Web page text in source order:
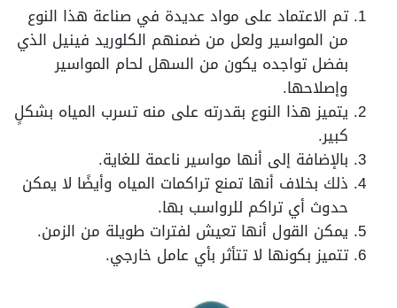
تم الاعتماد على مواد عديدة في صناعة هذا النوع
من المواسير ولعل من ضمنهم الكلوريد فينيل الذي
بفضل تواجده يكون من السهل لحام المواسير
وإصلاحها.
يتميز هذا النوع بقدرته على منه تسرب المياه بشكلٍ
كبير.
بالإضافة إلى أنها مواسير ناعمة للغاية.
ذلك بخلاف أنها تمنع تراكمات المياه وأيضًا لا يمكن
حدوث أي تراكم للرواسب بها.
يمكن القول أنها تعيش لفترات طويلة من الزمن.
تتميز بكونها لا تتأثر بأي عامل خارجي.